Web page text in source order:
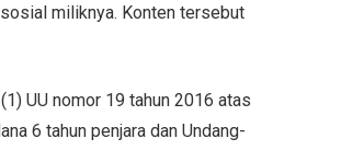
miliknya. Konten tersebut
UU nomor 19 tahun 2016 atas
6 tahun penjara dan Undang-